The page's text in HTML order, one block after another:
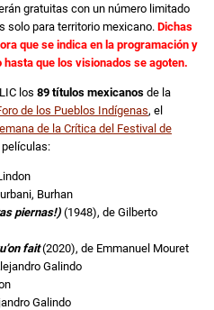
gratuitas con un número limitado
solo para territorio mexicano. Dichas
que se indica en la programación y
que los visionados se agoten.
los 89 títulos mexicanos de la
de los Pueblos Indígenas, el
de la Crítica del Festival de
Burhan
piernas!) (1948), de Gilberto
fait(2020), de Emmanuel Mouret
Galindo
Galindo